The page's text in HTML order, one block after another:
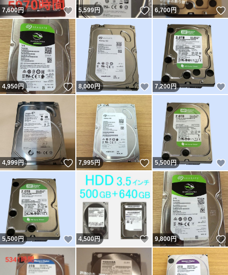
7,600円 いいね！
5,599円 いいね！
6,700円
4,950円 いいね！
8,000円 いいね！
7,200円
4,999円 いいね！
7,995円 いいね！
5,500円
5,500円 いいね！
4,500円 いいね！
9,800円